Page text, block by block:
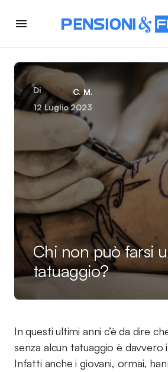
Di
C. M.
12 Luglio 2023
Chi non può farsi
tatuaggio?
In questi ultimi anni c’è da dire
senza alcun tatuaggio è davvero
Infatti anche i giovani, ormai,